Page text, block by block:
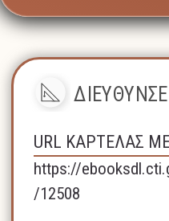
URL ΚΑΡΤΕΛΑΣ
https://
/12508